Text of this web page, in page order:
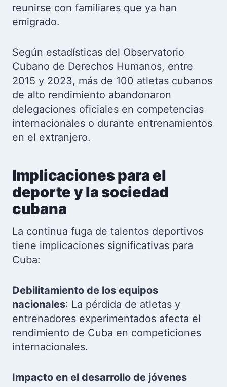
reunirse con familiares que ya han
emigrado.
Según estadísticas del Observatorio
Cubano de Derechos Humanos, entre
2015 y 2023, más de 100 atletas cubanos
de alto rendimiento abandonaron
delegaciones oficiales en competencias
internacionales o durante entrenamientos
en el extranjero.
Implicaciones para el
deporte y la sociedad
cubana
La continua fuga de talentos deportivos
tiene implicaciones significativas para
Cuba:
Debilitamiento de los equipos
nacionales: La pérdida de atletas y
entrenadores experimentados afecta el
rendimiento de Cuba en competiciones
internacionales.
Impacto en el desarrollo de jóvenes